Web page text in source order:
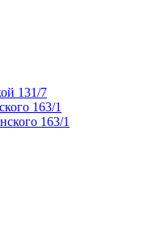
131/7
163/1
163/1